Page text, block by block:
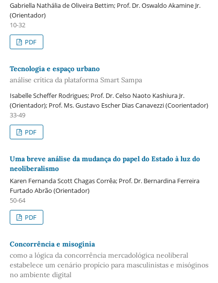
Gabriella Nathália de Oliveira Bettim; Prof. Dr. Oswaldo Akamine Jr.
(Orientador)
10-32
PDF
Tecnologia e espaço urbano
análise crítica da plataforma Smart Sampa
Isabelle Scheffer Rodrigues; Prof. Dr. Celso Naoto Kashiura Jr.
(Orientador); Prof. Ms. Gustavo Escher Dias Canavezzi (Coorientador)
33-49
PDF
Uma breve análise da mudança do papel do Estado à luz do
neoliberalismo
Karen Fernanda Scott Chagas Corrêa; Prof. Dr. Bernardina Ferreira
Furtado Abrão (Orientador)
50-64
PDF
Concorrência e misoginia
como a lógica da concorrência mercadológica neoliberal
estabelece um cenário propício para masculinistas e misóginos
no ambiente digital